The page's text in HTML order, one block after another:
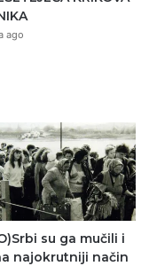
ago
su ga mučili i
najokrutniji način